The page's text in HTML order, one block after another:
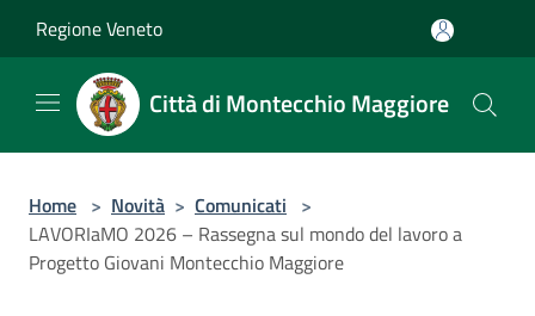
Regione Veneto
Città di Montecchio Maggiore
Home > Novità > Comunicati >
LAVORIaMO 2026 – Rassegna sul mondo del lavoro a
Progetto Giovani Montecchio Maggiore